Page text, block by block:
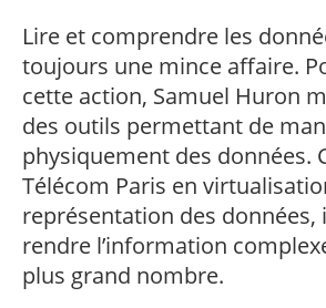
Paris
Numérique
responsable : nos
élèves impliqués
Responsable
Enquête 1er emploi
alternance
(admissions closes)
Expert
cybersécurité des
réseaux et des
systèmes
d’information
Intelligence
Artificielle – Expert
Data & MLops
Intelligence
• Journaliste
• Diplômé
• Créateur d’entreprise
Lire et comprendre les
toujours une mince affaire.
cette action, Samuel Huron
des outils permettant de
physiquement des données.
Télécom Paris en
représentation des données,
rendre l’information
plus grand nombre.